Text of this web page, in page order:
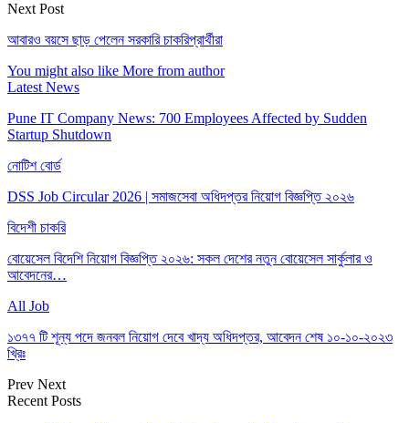
Next Post
আবারও বয়সে ছাড় পেলেন সরকারি চাকরিপ্রার্থীরা
You might also like More from author
Latest News
Pune IT Company News: 700 Employees Affected by Sudden
Startup Shutdown
নোটিশ বোর্ড
DSS Job Circular 2026 | সমাজসেবা অধিদপ্তর নিয়োগ বিজ্ঞপ্তি ২০২৬
বিদেশী চাকরি
বোয়েসেল বিদেশি নিয়োগ বিজ্ঞপ্তি ২০২৬: সকল দেশের নতুন বোয়েসেল সার্কুলার ও
আবেদনের…
All Job
১৩৭৭ টি শূন্য পদে জনবল নিয়োগ দেবে খাদ্য অধিদপ্তর, আবেদন শেষ ১০-১০-২০২৩
খ্রিঃ
Prev Next
Recent Posts